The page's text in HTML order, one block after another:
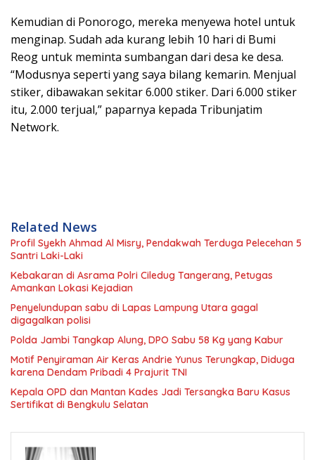
Kemudian di Ponorogo, mereka menyewa hotel untuk
menginap. Sudah ada kurang lebih 10 hari di Bumi
Reog untuk meminta sumbangan dari desa ke desa.
“Modusnya seperti yang saya bilang kemarin. Menjual
stiker, dibawakan sekitar 6.000 stiker. Dari 6.000 stiker
itu, 2.000 terjual,” paparnya kepada Tribunjatim
Network.
Related News
Profil Syekh Ahmad Al Misry, Pendakwah Terduga Pelecehan 5
Santri Laki-Laki
Kebakaran di Asrama Polri Ciledug Tangerang, Petugas
Amankan Lokasi Kejadian
Penyelundupan sabu di Lapas Lampung Utara gagal
digagalkan polisi
Polda Jambi Tangkap Alung, DPO Sabu 58 Kg yang Kabur
Motif Penyiraman Air Keras Andrie Yunus Terungkap, Diduga
karena Dendam Pribadi 4 Prajurit TNI
Kepala OPD dan Mantan Kades Jadi Tersangka Baru Kasus
Sertifikat di Bengkulu Selatan